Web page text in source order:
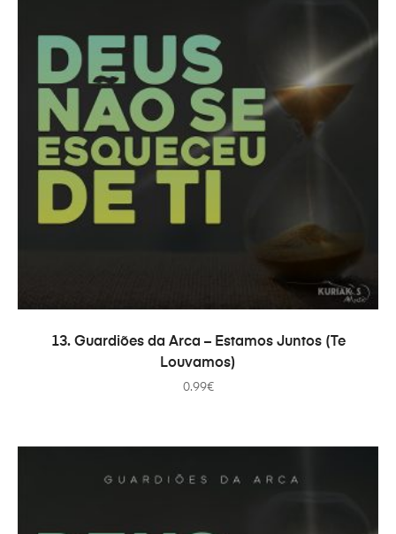
ADICIONAR
13. Guardiões da Arca – Estamos Juntos (Te
Louvamos)
0.99€